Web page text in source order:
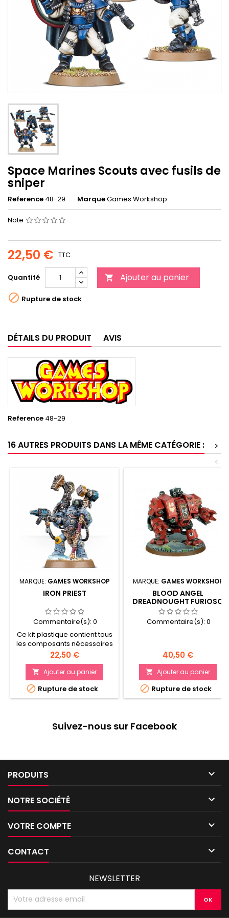
Space Marines Scouts avec fusils de
sniper
Reference 48-29 MarqueGames Workshop
Note
22,50 € TTC
Quantité  Ajouter au panier
 Rupture de stock
DÉTAILS DU PRODUIT AVIS
Reference 48-29
16 AUTRES PRODUITS DANS LA MÊME CATÉGORIE :
>
<
MARQUE: GAMES WORKSHOP
IRON PRIEST
Commentaire(s): 0
Ce kit plastique contient tous
les composants nécessaires
pour assembler un Iron Priest,
implacable forgeron en
armure des Space Wolves.
Prix
22,50 €
 Ajouter au panier
 Rupture de stock
MARQUE: GAMES WORKSHOP
BLOOD ANGEL
DREADNOUGHT FURIOSO
Commentaire(s): 0
Prix
40,50 €
 Ajouter au panier
 Rupture de stock
Suivez-nous sur Facebook
PRODUITS 
NOTRE SOCIÉTÉ 
VOTRE COMPTE 
CONTACT 
NEWSLETTER